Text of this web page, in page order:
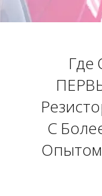
Где
С
Опытом